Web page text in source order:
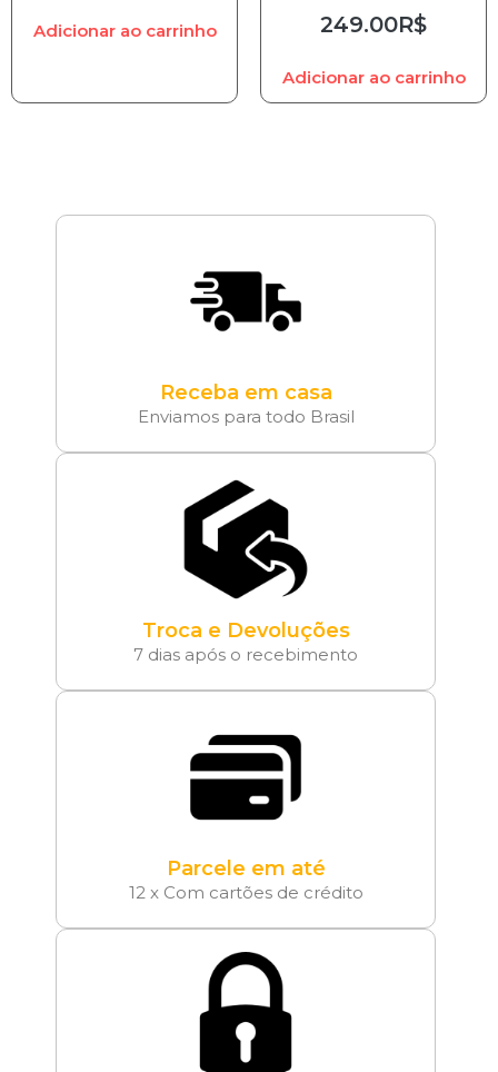
Adicionar ao carrinho 249.00R$
Adicionar ao carrinho
Receba em casa
Enviamos para todo Brasil
Troca e Devoluções
7 dias após o recebimento
Parcele em até
12 x Com cartões de crédito